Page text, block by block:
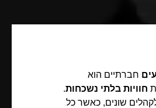
חברתיים הוא
חוויות בלתי נשכחות.
שונים, כאשר כל